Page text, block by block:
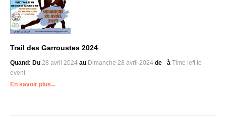
Trail des Garroustes 2024
Quand: Du 28 avril 2024 au Dimanche 28 avril 2024 de - à Time left to
event
En savoir plus...